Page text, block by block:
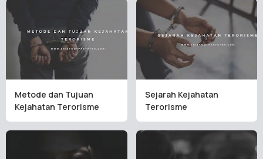
Metode dan Tujuan
Kejahatan Terorisme
Sejarah Kejahatan
Terorisme